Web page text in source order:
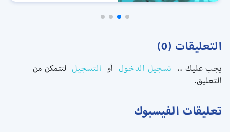
التعليقات (0)
يجب عليك .. تسجيل الدخول أو التسجيل لتتمكن من
التعليق.
تعليقات الفيسبوك